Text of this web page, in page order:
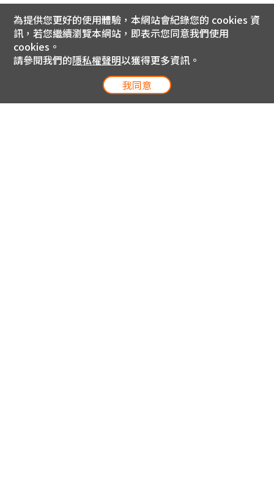
為提供您更好的使用體驗，本網站會紀錄您的 cookies 資
訊，若您繼續瀏覽本網站，即表示您同意我們使用
cookies。
請參閱我們的隱私權聲明以獲得更多資訊。
我同意